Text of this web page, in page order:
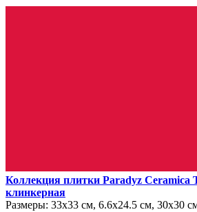
Коллекция плитки Paradyz Ceramica
клинкерная
Размеры: 33х33 см, 6.6х24.5 см, 30х30